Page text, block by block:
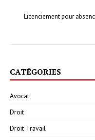
Licenciement pour
CATÉGORIES
Avocat
Droit
Droit Travail